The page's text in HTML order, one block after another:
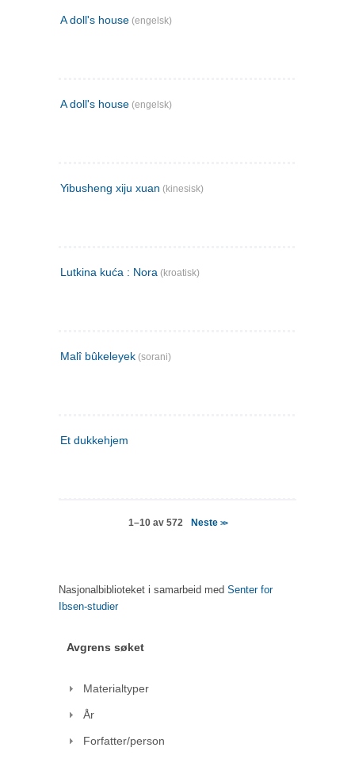
A doll's house (engelsk)
A doll's house (engelsk)
Yibusheng xiju xuan (kinesisk)
Lutkina kuća : Nora (kroatisk)
Malî bûkeleyek (sorani)
Et dukkehjem
1–10 av 572 Neste >>
Nasjonalbiblioteket i samarbeid med Senter for
Ibsen-studier
Avgrens søket
Materialtyper
År
Forfatter/person